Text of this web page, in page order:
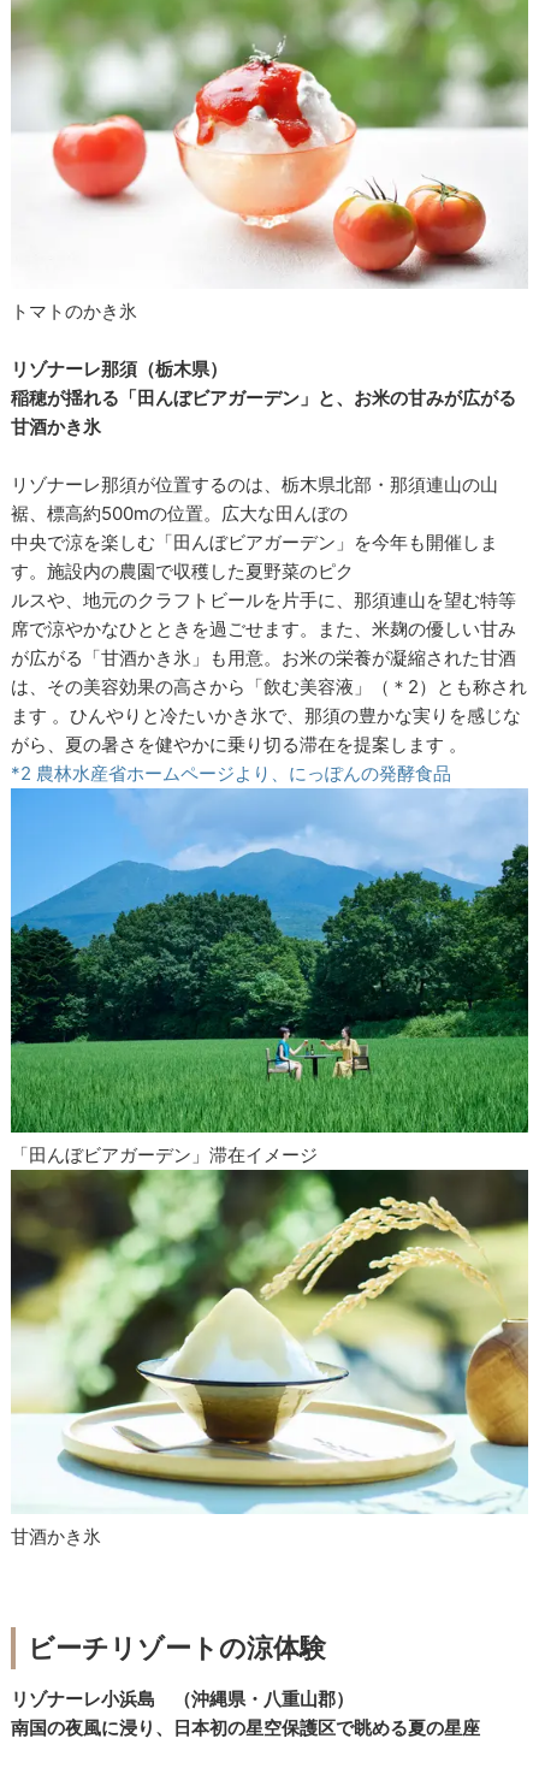
トマトのかき氷
リゾナーレ那須（栃木県）
稲穂が揺れる「田んぼビアガーデン」と、お米の甘みが広がる
甘酒かき氷
リゾナーレ那須が位置するのは、栃木県北部・那須連山の山
裾、標高約500mの位置。広大な田んぼの
中央で涼を楽しむ「田んぼビアガーデン」を今年も開催しま
す。施設内の農園で収穫した夏野菜のピク
ルスや、地元のクラフトビールを片手に、那須連山を望む特等
席で涼やかなひとときを過ごせます。また、米麹の優しい甘み
が広がる「甘酒かき氷」も用意。お米の栄養が凝縮された甘酒
は、その美容効果の高さから「飲む美容液」（＊2）とも称され
ます 。ひんやりと冷たいかき氷で、那須の豊かな実りを感じな
がら、夏の暑さを健やかに乗り切る滞在を提案します 。
*2 農林水産省ホームページより、にっぽんの発酵食品
「田んぼビアガーデン」滞在イメージ
甘酒かき氷
ビーチリゾートの涼体験
リゾナーレ小浜島 （沖縄県・八重山郡）
南国の夜風に浸り、日本初の星空保護区で眺める夏の星座